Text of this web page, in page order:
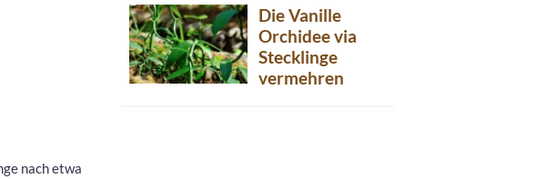
nach etwa
Die Vanille
Orchidee via
Stecklinge
vermehren